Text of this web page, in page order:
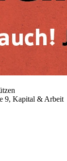
9, Kapital & Arbeit